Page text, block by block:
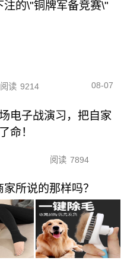
的\"铜牌军备竞赛\"
阅读 9214 08-07
电子战演习，把自家
命！
阅读 7894
所说的那样吗？